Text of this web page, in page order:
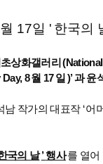
17일 ' 한국의
상화갤러리
8월 17일 )’과 윤
남 작가의 대표작 ‘어
국의 날 ’행사를 열어